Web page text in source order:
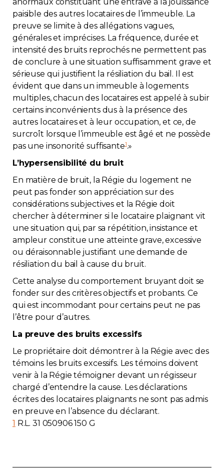
paisible des autres locataires de l’immeuble. La
preuve se limite à des allégations vagues,
générales et imprécises. La fréquence, durée et
intensité des bruits reprochés ne permettent pas
de conclure à une situation suffisamment grave et
sérieuse qui justifient la résiliation du bail. Il est
évident que dans un immeuble à logements
multiples, chacun des locataires est appelé à subir
certains inconvénients dus à la présence des
autres locataires et à leur occupation, et ce, de
surcroît lorsque l’immeuble est âgé et ne possède
pas une insonorité suffisante1.»
L’hypersensibilité du bruit
En matière de bruit, la Régie du logement ne
peut pas fonder son appréciation sur des
considérations subjectives et la Régie doit
chercher à déterminer si le locataire plaignant vit
une situation qui, par sa répétition, insistance et
ampleur constitue une atteinte grave, excessive
ou déraisonnable justifiant une demande de
résiliation du bail à cause du bruit.
Cette analyse du comportement bruyant doit se
fonder sur des critères objectifs et probants. Ce
qui est incommodant pour certains peut ne pas
l’être pour d’autres.
La preuve des bruits excessifs
Le propriétaire doit démontrer à la Régie avec des
témoins les bruits excessifs. Les témoins doivent
venir à la Régie témoigner devant un régisseur
chargé d’entendre la cause. Les déclarations
écrites des locataires plaignants ne sont pas admis
en preuve en l’absence du déclarant.
1 R.L. 31 050906 150 G